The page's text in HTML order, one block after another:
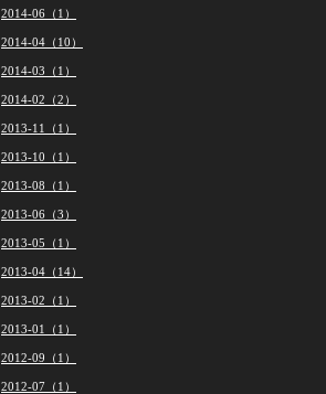
2014-06（1）
2014-04（10）
2014-03（1）
2014-02（2）
2013-11（1）
2013-10（1）
2013-08（1）
2013-06（3）
2013-05（1）
2013-04（14）
2013-02（1）
2013-01（1）
2012-09（1）
2012-07（1）